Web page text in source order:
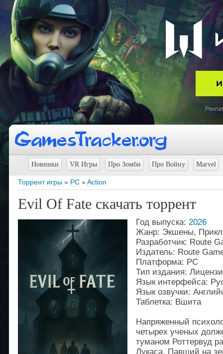
Новинки VR Игры Про Зомби Про Войну Marvel
Торрент игры » PC »Action
Evil Of Fate скачать торрент
Год выпуска: 2026
Жанр: Экшены,
Разработчик: Route
Издатель: Route
Платформа: PC
Тип издания:
Язык интерфейса:
Язык озвучки:
Таблетка: Вшита
Напряженный
четырех ученых
туманом Роттервуд
Лукаса. Павший на